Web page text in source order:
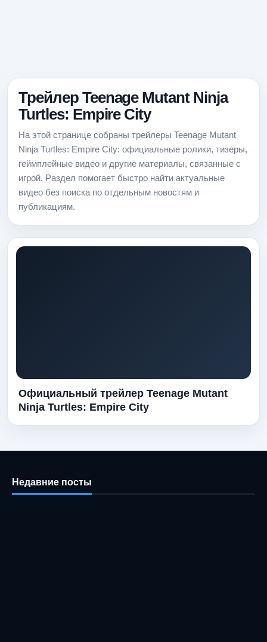
Трейлер Teenage Mutant Ninja
Turtles: Empire City
На этой странице собраны трейлеры Teenage Mutant
Ninja Turtles: Empire City: официальные ролики, тизеры,
геймплейные видео и другие материалы, связанные с
игрой. Раздел помогает быстро найти актуальные
видео без поиска по отдельным новостям и
публикациям.
Официальный трейлер Teenage Mutant
Ninja Turtles: Empire City
Недавние посты